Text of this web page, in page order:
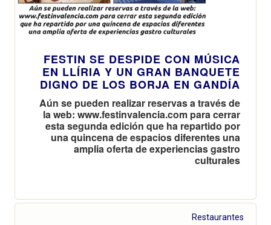
FESTIN SE DESPIDE CON MÚSICA
EN LLÍRIA Y UN GRAN BANQUETE
DIGNO DE LOS BORJA EN GANDÍA
Aún se pueden realizar reservas a través de
la web: www.festinvalencia.com para cerrar
esta segunda edición que ha repartido por
una quincena de espacios diferentes una
amplia oferta de experiencias gastro
culturales
Restaurantes